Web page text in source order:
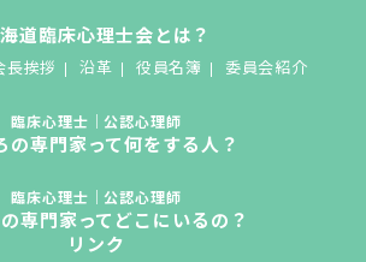
道臨床心理士会とは？
長挨拶 沿革 役員名簿 委員会紹介
臨床心理士｜公認心理師
の専門家って何をする人？
臨床心理士｜公認心理師
専門家ってどこにいるの？
リンク